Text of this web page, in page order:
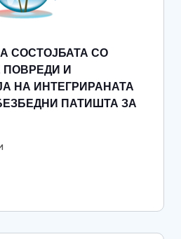
СОСТОЈБАТА СО
И
НА ИНТЕГРИРАНАТА
ПАТИШТА ЗА